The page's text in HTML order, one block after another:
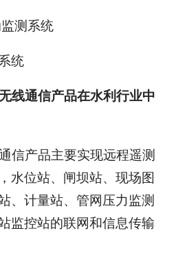
测系统
统
线通信产品在水利行业中
产品主要实现远程遥测
水位站、闸坝站、现场图
、计量站、管网压力监测
监控站的联网和信息传输